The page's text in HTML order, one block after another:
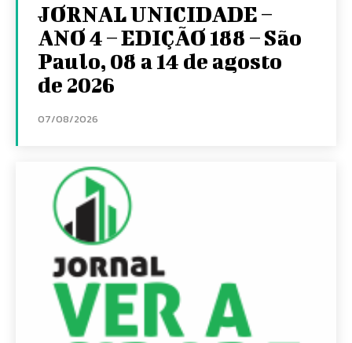
JORNAL UNICIDADE –
ANO 4 – EDIÇÃO 188 – São
Paulo, 08 a 14 de agosto
de 2026
07/08/2026